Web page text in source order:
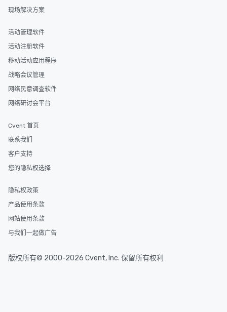
现场解决方案
活动管理软件
活动注册软件
移动活动应用程序
战略会议管理
网络民意调查软件
网络研讨会平台
Cvent 首页
联系我们
客户支持
您的隐私权选择
隐私权政策
产品使用条款
网站使用条款
与我们一起做广告
版权所有© 2000-2026 Cvent, Inc. 保留所有权利